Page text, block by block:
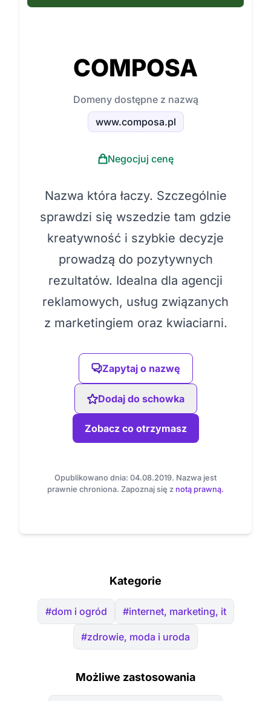
COMPOSA
Domeny dostępne z nazwą
www.composa.pl
Negocjuj cenę
Nazwa która łaczy. Szczególnie
sprawdzi się wszedzie tam gdzie
kreatywność i szybkie decyzje
prowadzą do pozytywnych
rezultatów. Idealna dla agencji
reklamowych, usług związanych
z marketingiem oraz kwiaciarni.
Zapytaj o nazwę
Dodaj do schowka
Zobacz co otrzymasz
Opublikowano dnia: 04.08.2019. Nazwa jest
prawnie chroniona. Zapoznaj się z notą prawną.
Kategorie
#dom i ogród #internet, marketing, it
#zdrowie, moda i uroda
Możliwe zastosowania